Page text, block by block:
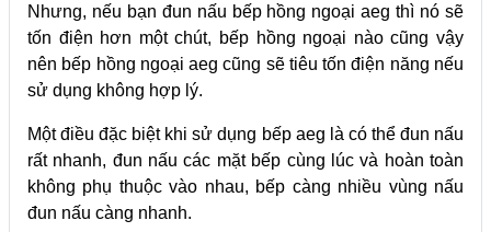
Nhưng, nếu bạn đun nấu bếp hồng ngoại aeg thì nó sẽ
tốn điện hơn một chút, bếp hồng ngoại nào cũng vậy
nên bếp hồng ngoại aeg cũng sẽ tiêu tốn điện năng nếu
sử dụng không hợp lý.
Một điều đặc biệt khi sử dụng bếp aeg là có thể đun nấu
rất nhanh, đun nấu các mặt bếp cùng lúc và hoàn toàn
không phụ thuộc vào nhau, bếp càng nhiều vùng nấu
đun nấu càng nhanh.